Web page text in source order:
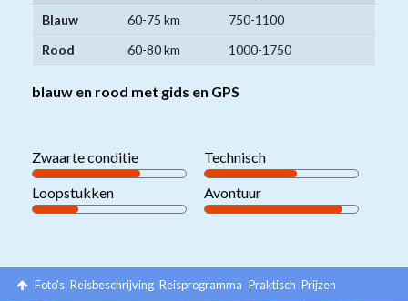
Niveaugroepen
Blauw 60-75 km
750-1100
Rood
60-80 km 1000-1750
blauw en rood met gids en GPS
Zwaarte conditie Technisch
Loopstukken Avontuur
Foto's Reisbeschrijving Reisprogramma Praktisch Prijzen